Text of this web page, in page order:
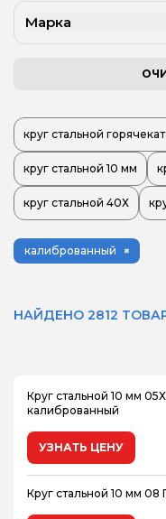
Марка
круг стальной
круг стальной 10 мм
круг стальной 40Х
калиброванный
НАЙДЕНО 2812
Круг стальной 10 мм
калиброванный
УЗНАТЬ ЦЕНУ
Круг стальной 10 мм